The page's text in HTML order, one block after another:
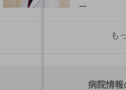
ー
も
病院情報